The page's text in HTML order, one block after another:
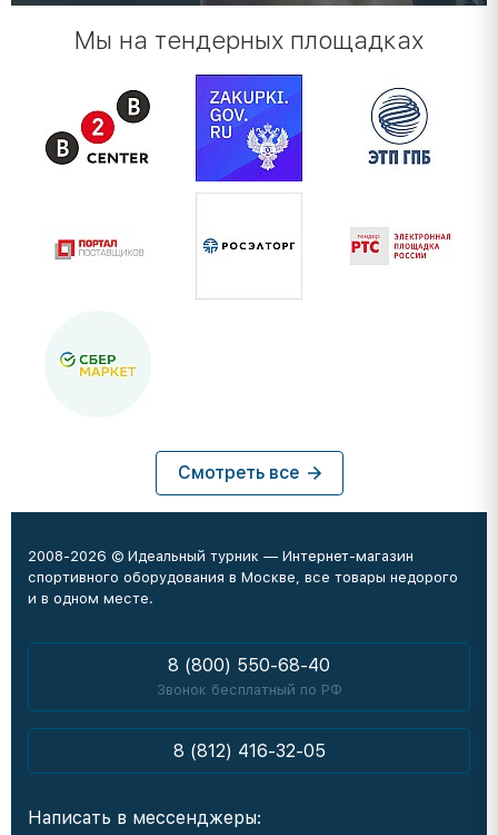
Мы на тендерных площадках
Смотреть все
2008-2026 © Идеальный турник — Интернет-магазин
спортивного оборудования в Москве, все товары недорого
и в одном месте.
8 (800) 550-68-40
Звонок бесплатный по РФ
8 (812) 416-32-05
Написать в мессенджеры: